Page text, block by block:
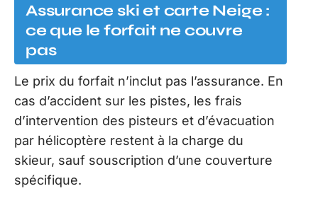
Assurance ski et carte Neige :
ce que le forfait ne couvre
pas
Le prix du forfait n’inclut pas l’assurance. En
cas d’accident sur les pistes, les frais
d’intervention des pisteurs et d’évacuation
par hélicoptère restent à la charge du
skieur, sauf souscription d’une couverture
spécifique.